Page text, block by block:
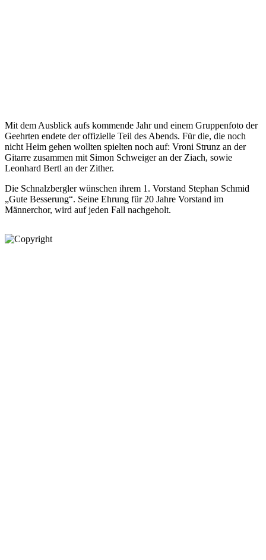
Mit dem Ausblick aufs kommende Jahr und einem Gruppenfoto der
Geehrten endete der offizielle Teil des Abends. Für die, die noch
nicht Heim gehen wollten spielten noch auf: Vroni Strunz an der
Gitarre zusammen mit Simon Schweiger an der Ziach, sowie
Leonhard Bertl an der Zither.
Die Schnalzbergler wünschen ihrem 1. Vorstand Stephan Schmid
„Gute Besserung“. Seine Ehrung für 20 Jahre Vorstand im
Männerchor, wird auf jeden Fall nachgeholt.